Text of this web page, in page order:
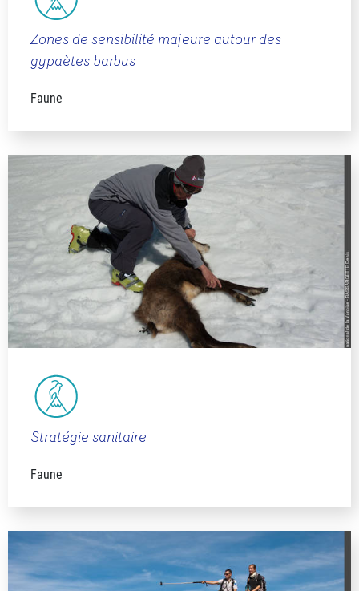
Zones de sensibilité majeure autour des
gypaètes barbus
Faune
Stratégie sanitaire
Faune